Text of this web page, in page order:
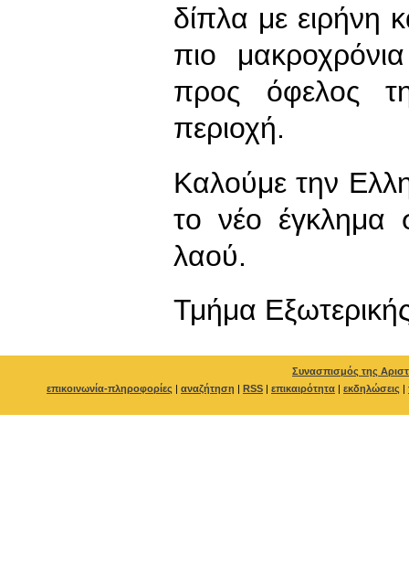
δίπλα με ειρήνη
πιο
προς όφελος
περιοχή.
Καλούμε την
το νέο έγκλημα
λαού.
Τμήμα
Συνασπισμός της
επικοινωνία-πληροφορίες | αναζήτηση | RSS | επικαιρότητα | εκδηλώσεις |